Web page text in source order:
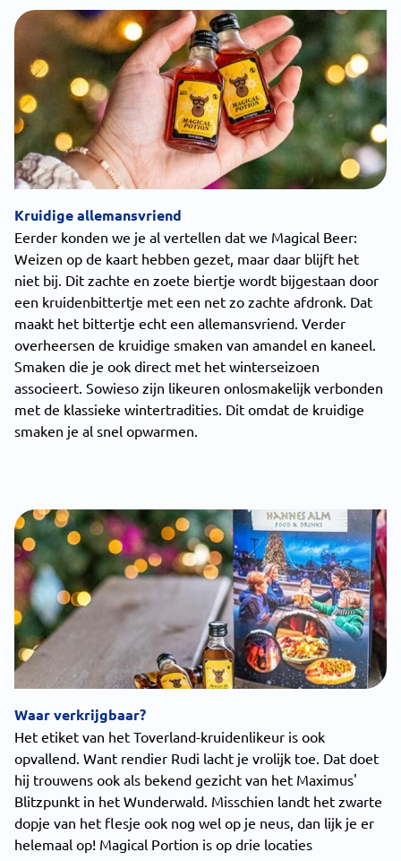
Kruidige allemansvriend
Eerder konden we je al vertellen dat we Magical Beer:
Weizen op de kaart hebben gezet, maar daar blijft het
niet bij. Dit zachte en zoete biertje wordt bijgestaan door
een kruidenbittertje met een net zo zachte afdronk. Dat
maakt het bittertje echt een allemansvriend. Verder
overheersen de kruidige smaken van amandel en kaneel.
Smaken die je ook direct met het winterseizoen
associeert. Sowieso zijn likeuren onlosmakelijk verbonden
met de klassieke wintertradities. Dit omdat de kruidige
smaken je al snel opwarmen.
Waar verkrijgbaar?
Het etiket van het Toverland-kruidenlikeur is ook
opvallend. Want rendier Rudi lacht je vrolijk toe. Dat doet
hij trouwens ook als bekend gezicht van het Maximus'
Blitzpunkt in het Wunderwald. Misschien landt het zwarte
dopje van het flesje ook nog wel op je neus, dan lijk je er
helemaal op! Magical Portion is op drie locaties